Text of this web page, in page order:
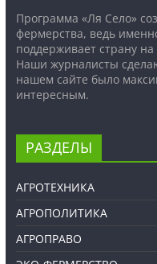
Программа «Ля Село»
фермерства, ведь
поддерживает страну
Наши журналисты
нашем сайте было
интересным.
РАЗДЕЛЫ
АГРОТЕХНИКА
АГРОПОЛИТИКА
АГРОПРАВО